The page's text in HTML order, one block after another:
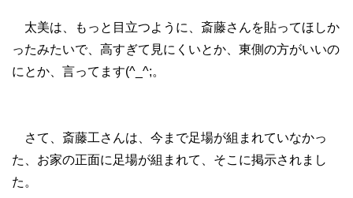
太美は、もっと目立つように、斎藤さんを貼ってほしか
ったみたいで、高すぎて見にくいとか、東側の方がいいの
にとか、言ってます(^_^;。
さて、斎藤工さんは、今まで足場が組まれていなかっ
た、お家の正面に足場が組まれて、そこに掲示されまし
た。